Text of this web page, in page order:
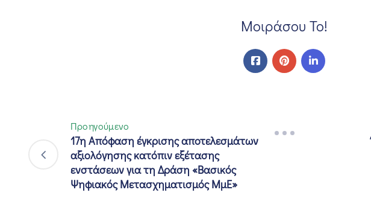
Μοιράσου Το!
Προηγούμενο
17η Απόφαση έγκρισης αποτελεσμάτων
αξιολόγησης κατόπιν εξέτασης
ενστάσεων για τη Δράση «Βασικός
Ψηφιακός Μετασχηματισμός ΜμΕ»